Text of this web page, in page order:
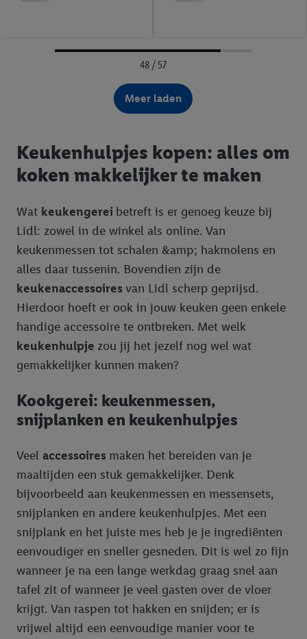
48 / 57
Meer laden
Keukenhulpjes kopen: alles om
koken makkelijker te maken
Wat keukengerei betreft is er genoeg keuze bij
Lidl: zowel in de winkel als online. Van
keukenmessen tot schalen &amp; hakmolens en
alles daar tussenin. Bovendien zijn de
keukenaccessoiresvan Lidl scherp geprijsd.
Hierdoor hoeft er ook in jouw keuken geen enkele
handige accessoire te ontbreken. Met welk
keukenhulpje zou jij het jezelf nog wel wat
gemakkelijker kunnen maken?
Kookgerei: keukenmessen,
snijplanken en keukenhulpjes
Veel accessoiresmaken het bereiden van je
maaltijden een stuk gemakkelijker. Denk
bijvoorbeeld aan keukenmessen en messensets,
snijplanken en andere keukenhulpjes. Met een
snijplank en het juiste mes heb je je ingrediënten
eenvoudiger en sneller gesneden. Dit is wel zo fijn
wanneer je na een lange werkdag graag snel aan
tafel zit of wanneer je veel gasten over de vloer
krijgt. Van raspen tot hakken en snijden; er is
vrijwel altijd een eenvoudige manier voor te